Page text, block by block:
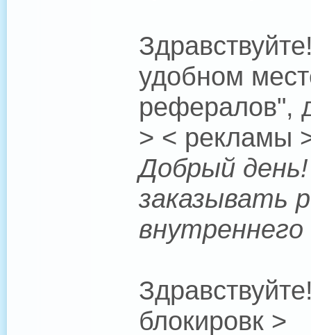
удобном
рефералов",
> < рекламы
Добрый
заказывать
внутреннего
блокировк >